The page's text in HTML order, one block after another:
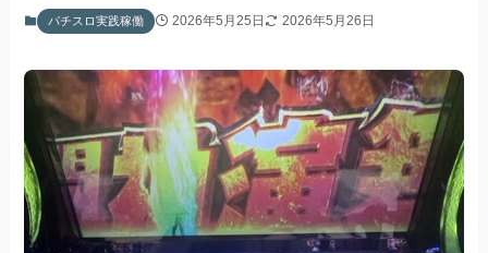
パチスロ実践稼働 2026年5月25日 2026年5月26日